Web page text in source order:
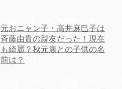
元おニャン子・高井麻巳子は
斉藤由貴の親友だった！現在
も綺麗？秋元康との子供の名
前は？